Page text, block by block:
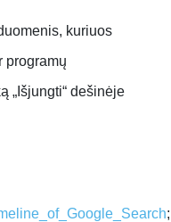
kuriuos
programų
„Išjungti“ dešinėje
;